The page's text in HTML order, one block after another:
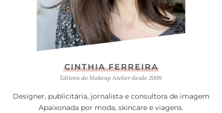
CINTHIA FERREIRA
Editora do Makeup Atelier desde 2009
Designer, publicitária, jornalista e consultora de imagem
Apaixonada por moda, skincare e viagens.